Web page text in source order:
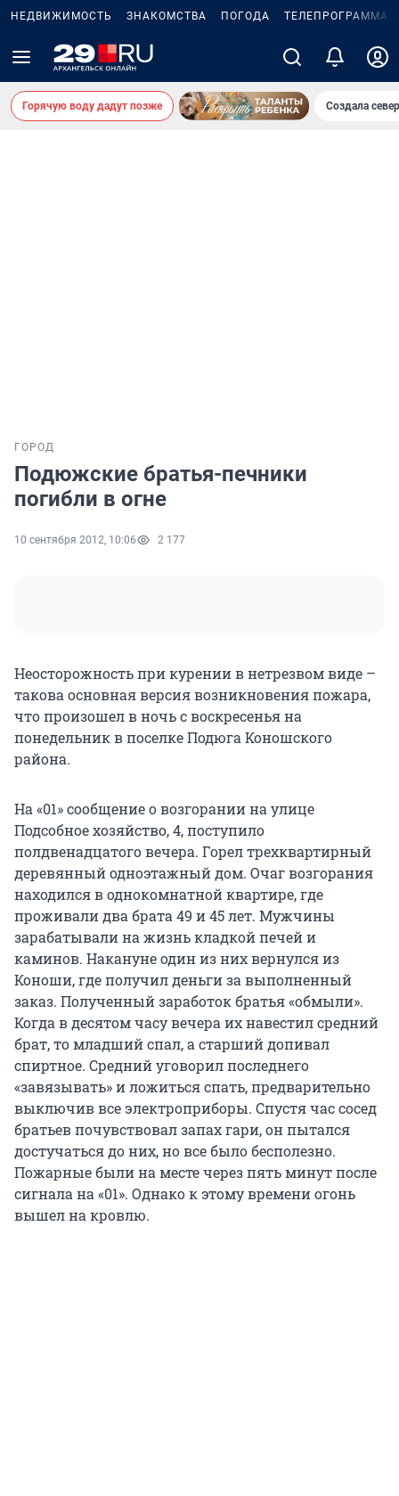
НЕДВИЖИМОСТЬ ЗНАКОМСТВА ПОГОДА ТЕЛЕПРОГРАММА
Горячую воду дадут позже Создала
ГОРОД
Подюжские братья-печники
погибли в огне
10 сентября 2012, 10:06 2 177
Неосторожность при курении в нетрезвом виде –
такова основная версия возникновения пожара,
что произошел в ночь с воскресенья на
понедельник в поселке Подюга Коношского
района.
На «01» сообщение о возгорании на улице
Подсобное хозяйство, 4, поступило
полдвенадцатого вечера. Горел трехквартирный
деревянный одноэтажный дом. Очаг возгорания
находился в однокомнатной квартире, где
проживали два брата 49 и 45 лет. Мужчины
зарабатывали на жизнь кладкой печей и
каминов. Накануне один из них вернулся из
Коноши, где получил деньги за выполненный
заказ. Полученный заработок братья «обмыли».
Когда в десятом часу вечера их навестил средний
брат, то младший спал, а старший допивал
спиртное. Средний уговорил последнего
«завязывать» и ложиться спать, предварительно
выключив все электроприборы. Спустя час сосед
братьев почувствовал запах гари, он пытался
достучаться до них, но все было бесполезно.
Пожарные были на месте через пять минут после
сигнала на «01». Однако к этому времени огонь
вышел на кровлю.